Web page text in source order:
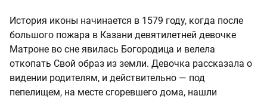
История иконы начинается в 1579 году, когда после
большого пожара в Казани девятилетней девочке
Матроне во сне явилась Богородица и велела
откопать Свой образ из земли. Девочка рассказала о
видении родителям, и действительно — под
пепелищем, на месте сгоревшего дома, нашли